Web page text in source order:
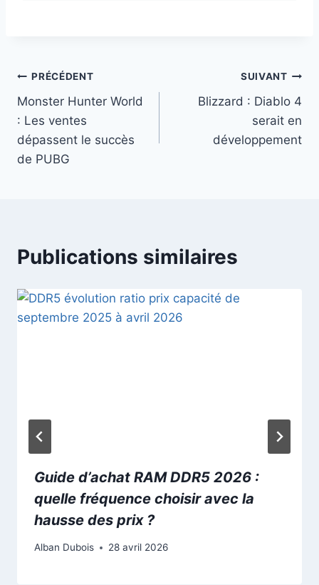
Navigation
de
l’article
PRÉCÉDENT
Monster Hunter World
: Les ventes
dépassent le succès
de PUBG
SUIVANT
Blizzard : Diablo 4
serait en
développement
Publications similaires
Guide d’achat RAM DDR5 2026 :
quelle fréquence choisir avec la
hausse des prix ?
Alban Dubois 28 avril 2026